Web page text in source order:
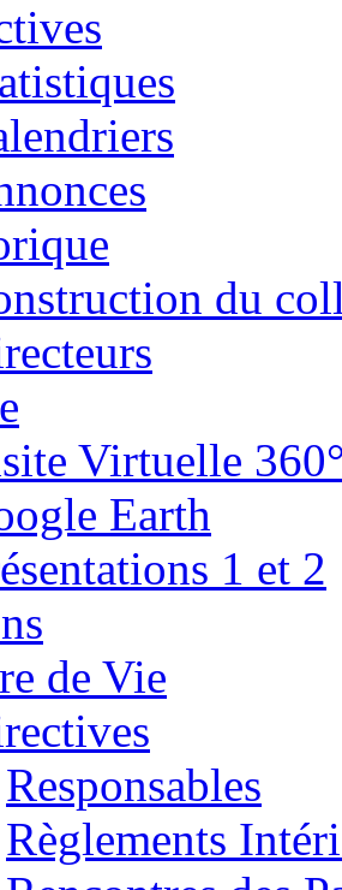
du
Virtuelle
Earth
1 et 2
de Vie
Responsables
Règlements